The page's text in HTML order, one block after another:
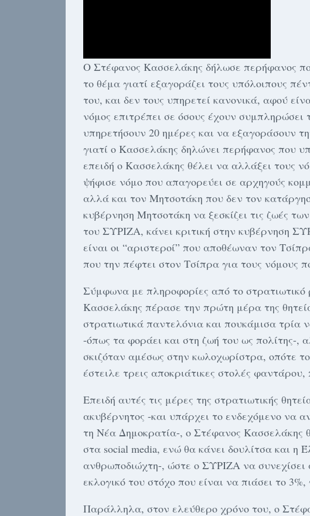
Ο Στέφανος Κασσελάκης δήλωσε περήφανος
το θέμα γιατί εξαγοράζει τους υπόλοιπους
του, και δεν τους υπηρετεί κανονικά, αφού
νόμος επιτρέπει σε όσους έχουν συμπληρώσει
υπηρετήσουν 20 ημέρες και να εξαγοράσουν
γιατί ο Κασσελάκης δηλώνει περήφανος που
επειδή ο Κασσελάκης θέλει να αλλάξει τους
ψήφισε νόμο που απαγορεύει σε αρχηγούς
αλλά και τον Μητσοτάκη που δεν τον
κυβέρνηση Μητσοτάκη να ξεσκίζει τις ζωές
του ΣΥΡΙΖΑ, κάνει κριτική στην κυβέρνηση
είναι οι “αριστεροί” που αποθέωναν τον
που την πέφτει στον Τσίπρα για τους νόμους
Σύμφωνα με πληροφορίες από το
Κασσελάκης πέρασε την πρώτη μέρα της
στρατιωτικά παντελόνια και πουκάμισα
-όπως τα φοράει και στη ζωή του ως πολίτης-,
σκιζόταν αμέσως στην κωλοχωρίστρα, οπότε
έστειλε τρεις αποκριάτικες στολές
Επειδή αυτές τις μέρες της στρατιωτικής
ακυβέρνητος -και υπάρχει το ενδεχόμενο να
τη Νέα Δημοκρατία-, ο Στέφανος Κασσελάκης
στα social media, ενώ θα κάνει δουλίτσα και η
ανθρωποδιώχτη-, ώστε ο ΣΥΡΙΖΑ να συνεχίσει
εκλογικό του στόχο που είναι να πιάσει το
Παράλληλα, στον ελεύθερο χρόνο του, ο